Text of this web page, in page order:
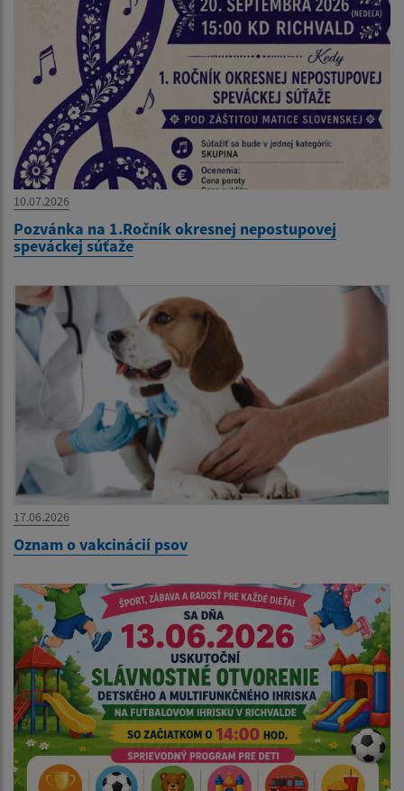
10.07.2026
Pozvánka na 1.Ročník okresnej nepostupovej
speváckej súťaže
17.06.2026
Oznam o vakcinácií psov